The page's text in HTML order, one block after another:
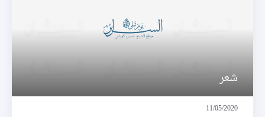
شعر
11/05/2020